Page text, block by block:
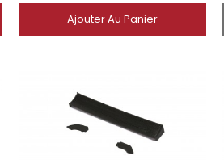
Ajouter Au Panier